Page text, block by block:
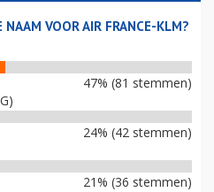
NAAM VOOR AIR FRANCE-KLM?
47% (81 stemmen)
24% (42 stemmen)
21% (36 stemmen)